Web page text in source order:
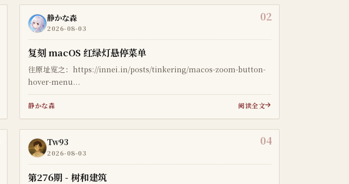
02
静かな森
2026-08-03
复刻 macOS 红绿灯悬停菜单
往原址览之：https://innei.in/posts/tinkering/macos-zoom-button-
hover-menu...
静かな森 阅读全文
04
Tw93
2026-08-03
第276期 - 树和建筑